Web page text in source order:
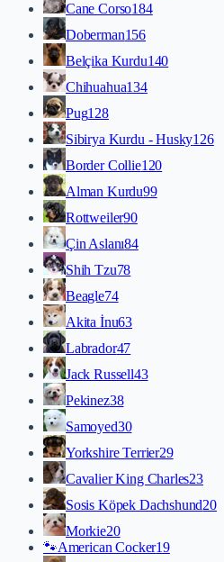
Cane Corso184
Doberman156
Belçika Kurdu140
Chihuahua134
Pug128
Sibirya Kurdu - Husky126
Border Collie120
Alman Kurdu99
Rottweiler90
Çin Aslanı84
Shih Tzu78
Beagle74
Akita İnu63
Labrador47
Jack Russell43
Pekinez38
Samoyed30
Yorkshire Terrier29
Cavalier King Charles23
Sosis Köpek Dachshund20
Morkie20
🐾American Cocker19